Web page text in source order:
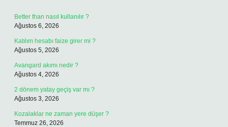
Better than nasıl kullanılır ?
Ağustos 6, 2026
Katılım hesabı faize girer mi ?
Ağustos 5, 2026
Avangard akımı nedir ?
Ağustos 4, 2026
2 dönem yatay geçiş var mı ?
Ağustos 3, 2026
Kozalaklar ne zaman yere düşer ?
Temmuz 26, 2026